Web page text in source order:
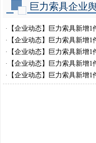
巨力索具企业
·
【企业动态】巨力索具新增
·
【企业动态】巨力索具新增
·
【企业动态】巨力索具新增
·
【企业动态】巨力索具新增
·
【企业动态】巨力索具新增